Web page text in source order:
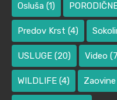
Osluša (1)
Predov Krst (4)
USLUGE (20) Video
WILDLIFE (4) Zaovine